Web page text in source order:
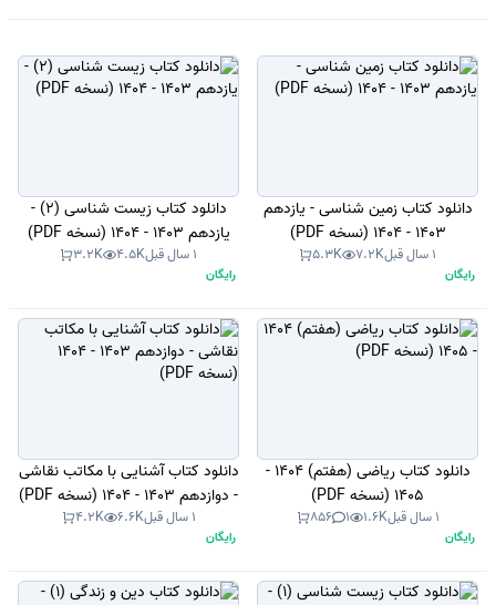
دانلود کتاب زمین شناسی - یازدهم
1403 - 1404 (نسخه PDF)
1 سال قبل 7.2K
5.3K
رایگان
دانلود کتاب زیست شناسی (2) -
یازدهم 1403 - 1404 (نسخه PDF)
1 سال قبل 4.5K
3.2K
رایگان
دانلود کتاب ریاضی (هفتم) 1404 -
1405 (نسخه PDF)
1 سال قبل 1.6K
1
856
رایگان
دانلود کتاب آشنایی با مکاتب نقاشی
- دوازدهم 1403 - 1404 (نسخه PDF)
1 سال قبل 6.6K
4.2K
رایگان